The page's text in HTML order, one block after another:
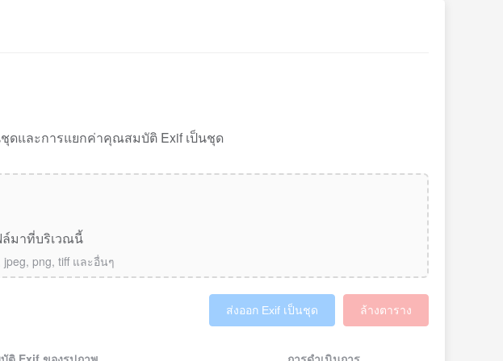
ดและการแยกค่าคุณสมบัติ Exif เป็นชุด
ล์มาที่บริเวณนี้
png, tiff และอื่นๆ
ส่งออก Exif เป็นชุด ล้างตาราง